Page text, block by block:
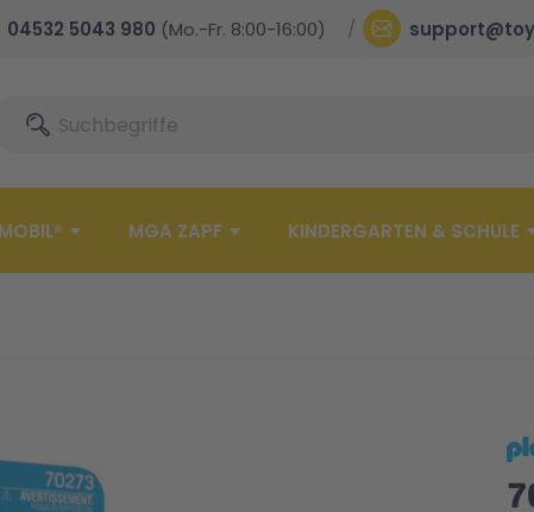
04532 5043 980 (Mo.-Fr. 8:00-16:00)
SucheSuche
MGA ZAPF KINDERGARTEN & SCHULE